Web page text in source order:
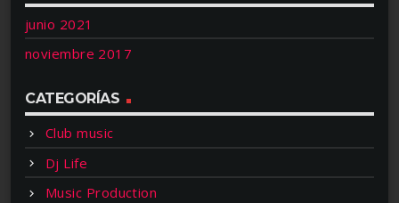
junio 2021
noviembre 2017
CATEGORÍAS
Club music
Dj Life
Music Production